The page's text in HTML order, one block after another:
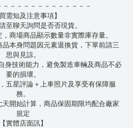
－－－－－－－－－－－－－
需知及注意事項】
至聊天詢問是否否現貨。
商場商品顯示數量非實際庫存量。
本身問題因元素退換貨，下單前請三
思與見諒。
技術能力，避免製造車輛及商品不必
要的損壞。
五星評論＋上車照片及享受有保障服
務。
開始計算，商品保固期限均配合廠家
規定
【實體店面訊】